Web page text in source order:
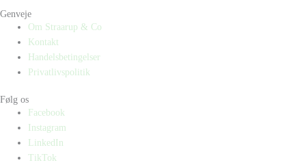
Genveje
Om Straarup & Co
Kontakt
Handelsbetingelser
Privatlivspolitik
Følg os
Facebook
Instagram
LinkedIn
TikTok